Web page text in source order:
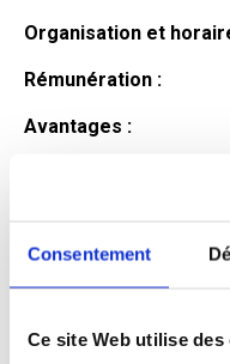
Consentement
Ce site Web utilise des
Organisation et
Rémunération :
Avantages :
Qualifications et